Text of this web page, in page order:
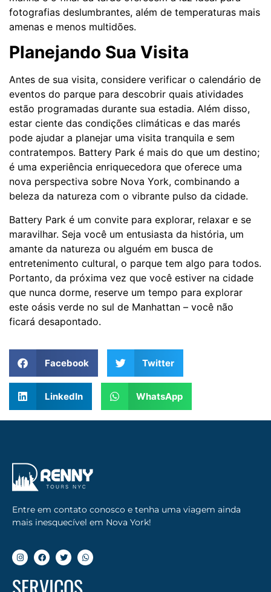
fotografias deslumbrantes, além de temperaturas mais
amenas e menos multidões.
Planejando Sua Visita
Antes de sua visita, considere verificar o calendário de
eventos do parque para descobrir quais atividades
estão programadas durante sua estadia. Além disso,
estar ciente das condições climáticas e das marés
pode ajudar a planejar uma visita tranquila e sem
contratempos. Battery Park é mais do que um destino;
é uma experiência enriquecedora que oferece uma
nova perspectiva sobre Nova York, combinando a
beleza da natureza com o vibrante pulso da cidade.
Battery Park é um convite para explorar, relaxar e se
maravilhar. Seja você um entusiasta da história, um
amante da natureza ou alguém em busca de
entretenimento cultural, o parque tem algo para todos.
Portanto, da próxima vez que você estiver na cidade
que nunca dorme, reserve um tempo para explorar
este oásis verde no sul de Manhattan – você não
ficará desapontado.
Facebook Twitter
LinkedIn WhatsApp
Entre em contato conosco e tenha uma viagem ainda
mais inesquecível em Nova York!